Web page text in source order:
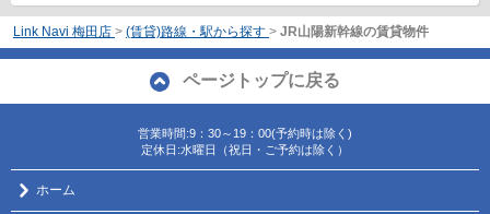
Link Navi 梅田店 > (賃貸)路線・駅から探す > JR山陽新幹線の賃貸物件
ページトップに戻る
営業時間:9：30～19：00(予約時は除く)
定休日:水曜日（祝日・ご予約は除く）
ホーム